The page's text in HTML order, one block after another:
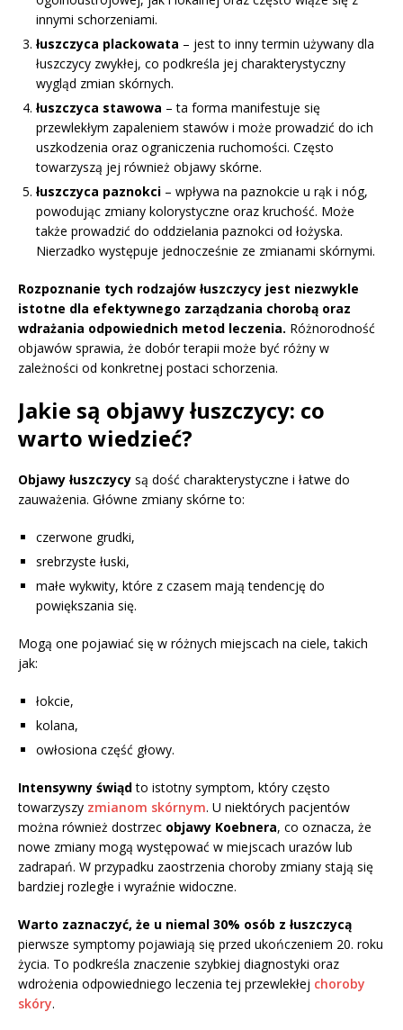
innymi schorzeniami.
łuszczyca plackowata – jest to inny termin używany dla
łuszczycy zwykłej, co podkreśla jej charakterystyczny
wygląd zmian skórnych.
łuszczyca stawowa – ta forma manifestuje się
przewlekłym zapaleniem stawów i może prowadzić do ich
uszkodzenia oraz ograniczenia ruchomości. Często
towarzyszą jej również objawy skórne.
łuszczyca paznokci – wpływa na paznokcie u rąk i nóg,
powodując zmiany kolorystyczne oraz kruchość. Może
także prowadzić do oddzielania paznokci od łożyska.
Nierzadko występuje jednocześnie ze zmianami skórnymi.
Rozpoznanie tych rodzajów łuszczycy jest niezwykle
istotne dla efektywnego zarządzania chorobą oraz
wdrażania odpowiednich metod leczenia. Różnorodność
objawów sprawia, że dobór terapii może być różny w
zależności od konkretnej postaci schorzenia.
Jakie są objawy łuszczycy: co
warto wiedzieć?
Objawy łuszczycy są dość charakterystyczne i łatwe do
zauważenia. Główne zmiany skórne to:
czerwone grudki,
srebrzyste łuski,
małe wykwity, które z czasem mają tendencję do
powiększania się.
Mogą one pojawiać się w różnych miejscach na ciele, takich
jak:
łokcie,
kolana,
owłosiona część głowy.
Intensywny świądto istotny symptom, który często
towarzyszy zmianom skórnym. U niektórych pacjentów
można również dostrzec objawy Koebnera, co oznacza, że
nowe zmiany mogą występować w miejscach urazów lub
zadrapań. W przypadku zaostrzenia choroby zmiany stają się
bardziej rozległe i wyraźnie widoczne.
Warto zaznaczyć, że u niemal 30% osób z łuszczycą
pierwsze symptomy pojawiają się przed ukończeniem 20. roku
życia. To podkreśla znaczenie szybkiej diagnostyki oraz
wdrożenia odpowiedniego leczenia tej przewlekłej choroby
skóry.